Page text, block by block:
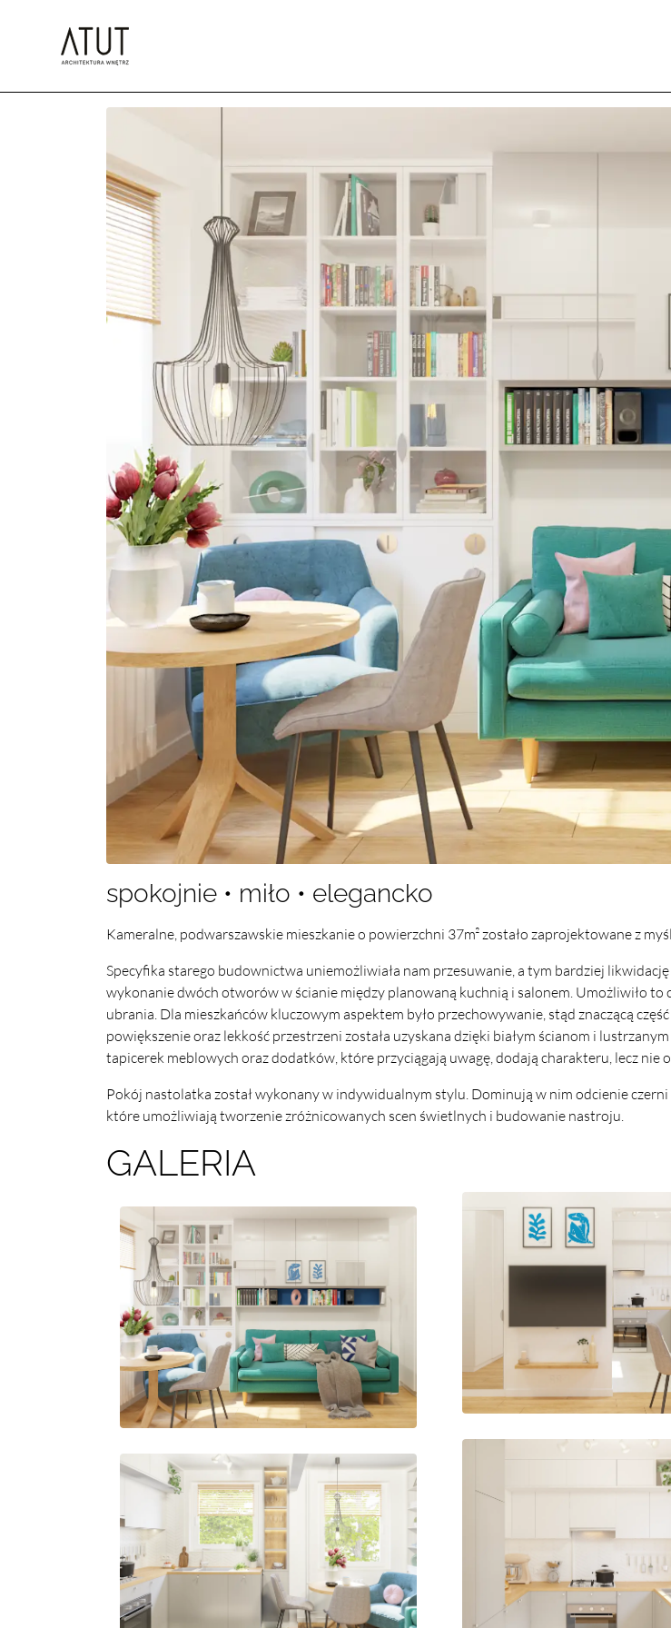
spokojnie • miło • elegancko
Kameralne, podwarszawskie mieszkanie o powierzchni 37m² zostało zaprojektowane z
Specyfika starego budownictwa uniemożliwiała nam przesuwanie, a tym bardziej
wykonanie dwóch otworów w ścianie między planowaną kuchnią i salonem. Umożliwiło to
ubrania. Dla mieszkańców kluczowym aspektem było przechowywanie, stąd znaczącą
powiększenie oraz lekkość przestrzeni została uzyskana dzięki białym ścianom i
tapicerek meblowych oraz dodatków, które przyciągają uwagę, dodają charakteru, lecz nie
Pokój nastolatka został wykonany w indywidualnym stylu. Dominują w nim odcienie
które umożliwiają tworzenie zróżnicowanych scen świetlnych i budowanie nastroju.
GALERIA